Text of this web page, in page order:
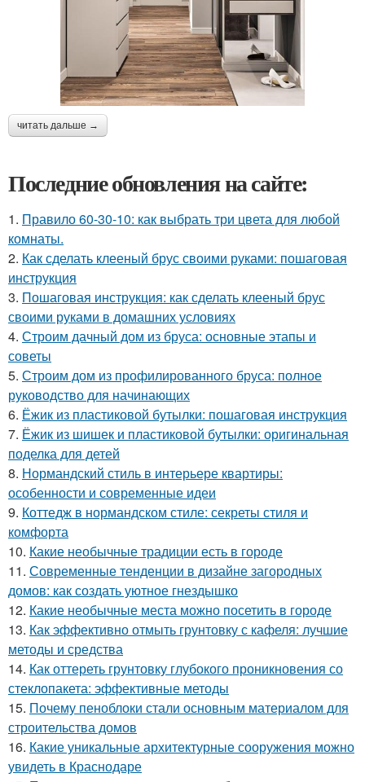
читать дальше →
Последние обновления на сайте:
1. Правило 60-30-10: как выбрать три цвета для любой
комнаты.
2. Как сделать клееный брус своими руками: пошаговая
инструкция
3. Пошаговая инструкция: как сделать клееный брус
своими руками в домашних условиях
4. Строим дачный дом из бруса: основные этапы и
советы
5. Строим дом из профилированного бруса: полное
руководство для начинающих
6. Ёжик из пластиковой бутылки: пошаговая инструкция
7. Ёжик из шишек и пластиковой бутылки: оригинальная
поделка для детей
8. Нормандский стиль в интерьере квартиры:
особенности и современные идеи
9. Коттедж в нормандском стиле: секреты стиля и
комфорта
10. Какие необычные традиции есть в городе
11. Современные тенденции в дизайне загородных
домов: как создать уютное гнездышко
12. Какие необычные места можно посетить в городе
13. Как эффективно отмыть грунтовку с кафеля: лучшие
методы и средства
14. Как оттереть грунтовку глубокого проникновения со
стеклопакета: эффективные методы
15. Почему пеноблоки стали основным материалом для
строительства домов
16. Какие уникальные архитектурные сооружения можно
увидеть в Краснодаре